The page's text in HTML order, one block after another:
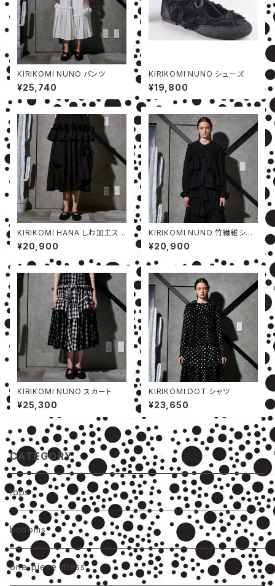
KIRIKOMI NUNO パンツ
¥25,740
KIRIKOMI NUNO シューズ
¥19,800
KIRIKOMI HANA しわ加工スカ
ート
¥20,900
KIRIKOMI NUNO 竹繊維シャ
ツ
¥20,900
KIRIKOMI NUNO スカート
¥25,300
KIRIKOMI DOT シャツ
¥23,650
CATEGORY
tops
bottoms
one-piece dress